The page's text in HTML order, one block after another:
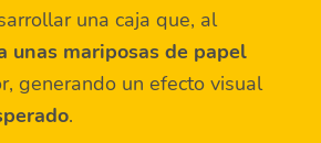
una caja que, al
unas mariposas de papel
generando un efecto visual
.